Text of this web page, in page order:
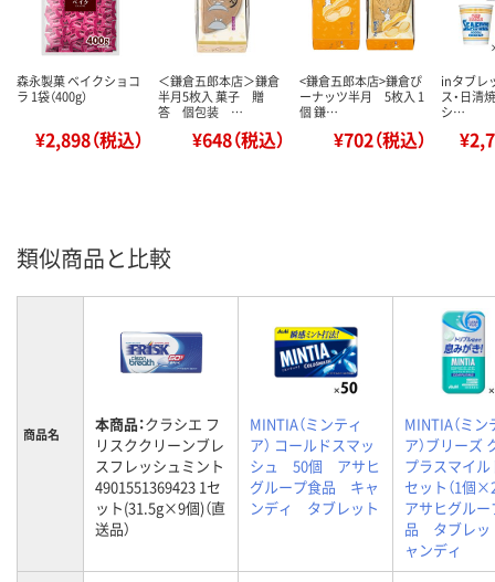
森永製菓 ベイクショコ
ラ 1袋（400g）
¥2,898（税込）
＜鎌倉五郎本店＞鎌倉
半月5枚入 菓子 贈
答 個包装 …
¥648（税込）
<鎌倉五郎本店>鎌倉ぴ
ーナッツ半月 5枚入 1
個 鎌…
¥702（税込）
inタブレ
ス・日清
シ…
類似商品と比較
商品名 本商品：クラシエ フ
リスククリーンブレ
スフレッシュミント
4901551369423 1セ
ット(31.5g×9個)（直
送品）
MINTIA（ミンティ
ア） コールドスマッ
シュ 50個 アサヒ
グループ食品 キャ
ンディ タブレット
MINTIA（ミン
ア）ブリーズ
プラスマイ
セット（1個
アサヒグルー
品 タブレ
ャンディ